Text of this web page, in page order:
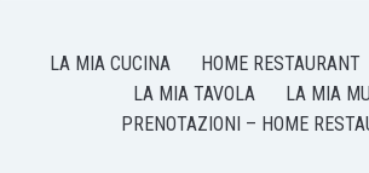
LA MIA CUCINA HOME RESTAURANT
LA MIA TAVOLA
LA MIA
PRENOTAZIONI – HOME